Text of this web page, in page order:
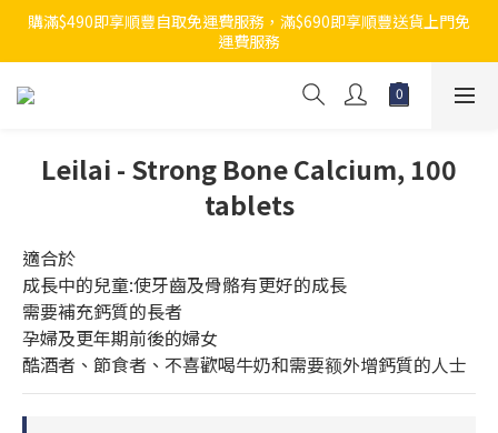
購滿$490即享順豐自取免運費服務，滿$690即享順豐送貨上門免
運費服務
Leilai - Strong Bone Calcium, 100
tablets
適合於
成長中的兒童:使牙齒及骨骼有更好的成長
需要補充鈣質的長者
孕婦及更年期前後的婦女
酷酒者、節食者、不喜歡喝牛奶和需要额外增鈣質的人士